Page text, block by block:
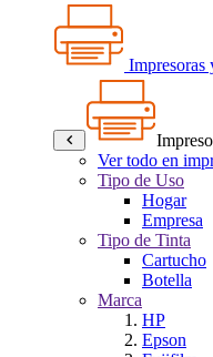
Ver todo en
Tipo de Uso
Hogar
Empresa
Tipo de Tinta
Cartucho
Botella
Marca
HP
Epson